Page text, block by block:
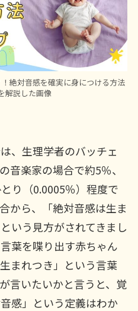
絶対音感を確実に身につける方法
解説した画像
、生理学者のバッチェ
音楽家の場合で約5％、
り（0.0005％）程度で
から、「絶対音感は生ま
いう見方がされてきまし
葉を喋り出す赤ちゃん
まれつき」という言葉
言いたいかと言うと、覚
感」という定義はわか